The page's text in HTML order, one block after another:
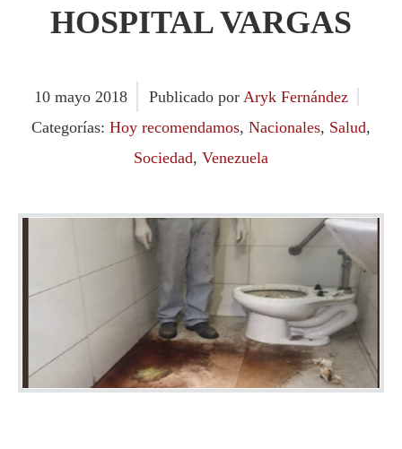
HOSPITAL VARGAS
10 mayo 2018 Publicado por Aryk Fernández
Categorías: Hoy recomendamos, Nacionales, Salud,
Sociedad, Venezuela